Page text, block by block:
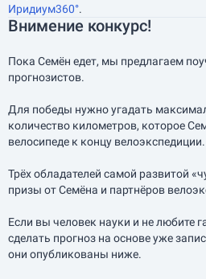
Иридиум360°.
Внимение конкурс!
Пока Семён едет, мы предлагаем
прогнозистов.
Для победы нужно угадать
количество километров, которое
велосипеде к концу велоэкспедиции.
Трёх обладателей самой развитой
призы от Семёна и партнёров
Если вы человек науки и не любите
сделать прогноз на основе уже
они опубликованы ниже.